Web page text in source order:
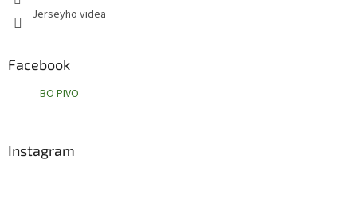
Jerseyho videa
Facebook
BO PIVO
Instagram